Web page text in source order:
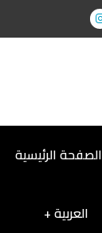
الصفحة الرئيسية
العربية